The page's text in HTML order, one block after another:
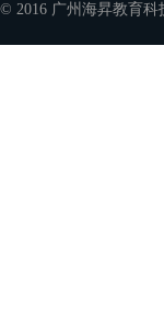
© 2016 广州海昇教育